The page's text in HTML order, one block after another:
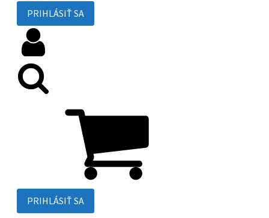
PRIHLÁSIŤ SA
PRIHLÁSIŤ SA